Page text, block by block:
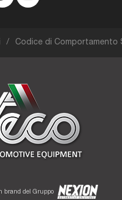
Codice di Comportamento
brand del Gruppo